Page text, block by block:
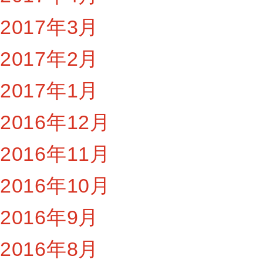
2017年3月
2017年2月
2017年1月
2016年12月
2016年11月
2016年10月
2016年9月
2016年8月